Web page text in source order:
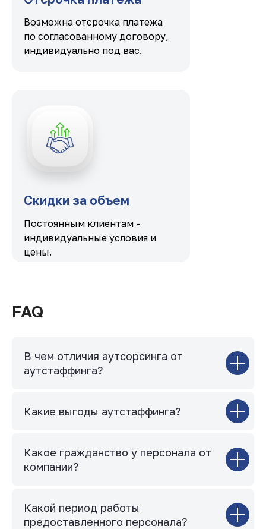
Возможна отсрочка платежа
по согласованному договору,
индивидуально под вас.
Постоянным клиентам -
индивидуальные условия и
цены.
Скидки за объем
FAQ
В чем отличия аутсорсинга от
аутстаффинга?
Какие выгоды аутстаффинга?
Какое гражданство у персонала от
компании?
Какой период работы
предоставленного персонала?